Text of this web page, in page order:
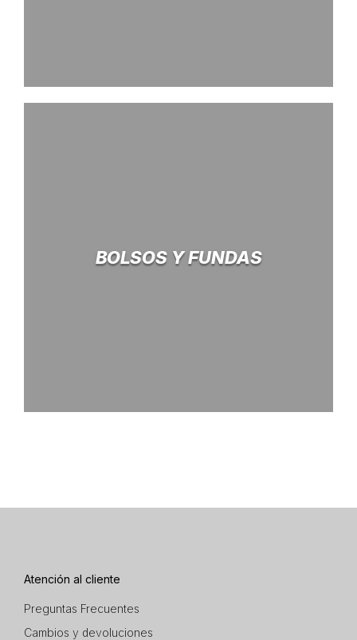
BOLSOS Y FUNDAS
Atención al cliente
Preguntas Frecuentes
Cambios y devoluciones